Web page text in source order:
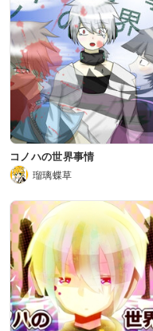
コノハの世界事情
瑠璃蝶草